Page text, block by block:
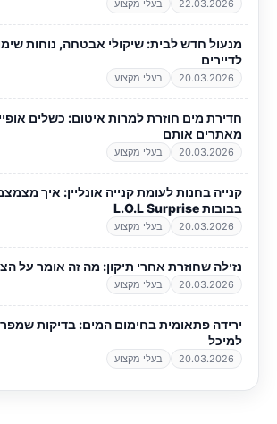
22.03.2026 בעלי מקצוע
מנעול חדש לבית: שיקולי אבטחה, נוחות
לדיירים
20.03.2026 בעלי מקצוע
חדירת מים חוזרת למרות איטום: כשלים
מאתרים אותם
20.03.2026 בעלי מקצוע
קנייה בחנות לעומת קנייה אונליין: איך
בבובות L.O.L Surprise
20.03.2026 בעלי מקצוע
נזילה שחוזרת אחרי תיקון: מה זה אומר על
20.03.2026 בעלי מקצוע
ירידה פתאומית בחימום המים: בדיקות
למיכל
20.03.2026 בעלי מקצוע